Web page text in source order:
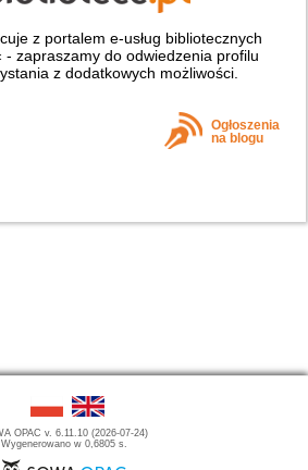
z portalem e-usług bibliotecznych
- zapraszamy do odwiedzenia profilu
z dodatkowych możliwości.
Ogłoszenia
na blogu
OPAC v. 6.11.10 (2026-07-24)
Wygenerowano w 0,6805 s.